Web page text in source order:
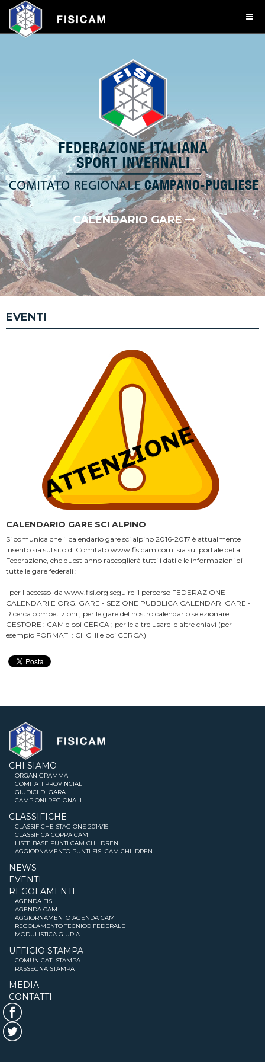
CALENDARIO GARE
EVENTI
CALENDARIO GARE SCI ALPINO
Si comunica che il calendario gare sci alpino 2016-2017 è attualmente
inserito sia sul sito di Comitato www.fisicam.com sia sul portale della
Federazione, che quest'anno raccoglierà tutti i dati e le informazioni di
tutte le gare federali :
per l'accesso da www.fisi.org seguire il percorso FEDERAZIONE -
CALENDARI E ORG. GARE - SEZIONE PUBBLICA CALENDARI GARE -
Ricerca competizioni ; per le gare del nostro calendario selezionare
GESTORE : CAM e poi CERCA ; per le altre usare le altre chiavi (per
esempio FORMATI : CI_CHI e poi CERCA)
CHI SIAMO
ORGANIGRAMMA
COMITATI PROVINCIALI
GIUDICI DI GARA
CAMPIONI REGIONALI
CLASSIFICHE
CLASSIFICHE STAGIONE 2014/15
CLASSIFICA COPPA CAM
LISTE BASE PUNTI CAM CHILDREN
AGGIORNAMENTO PUNTI FISI CAM CHILDREN
NEWS
EVENTI
REGOLAMENTI
AGENDA FISI
AGENDA CAM
AGGIORNAMENTO AGENDA CAM
REGOLAMENTO TECNICO FEDERALE
MODULISTICA GIURIA
UFFICIO STAMPA
COMUNICATI STAMPA
RASSEGNA STAMPA
MEDIA
CONTATTI